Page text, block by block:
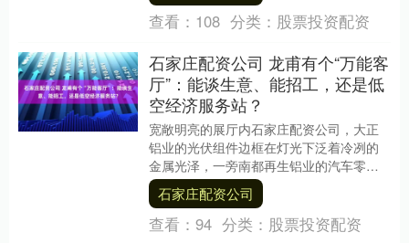
查看： 108 分类： 股票投资配资
石家庄配资公司 龙甫有个“万能客
厅”：能谈生意、能招工，还是低
空经济服务站？
宽敞明亮的展厅内石家庄配资公司，大正
铝业的光伏组件边框在灯光下泛着冷冽的
金属光泽，一旁南都再生铝业的汽车零部
件模型精密复杂。这并非某个专业展馆，
而是肇庆四会市龙....
石家庄配资公司
查看： 94 分类： 股票投资配资